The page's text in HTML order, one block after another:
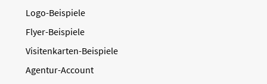
Logo-Beispiele
Flyer-Beispiele
Visitenkarten-Beispiele
Agentur-Account